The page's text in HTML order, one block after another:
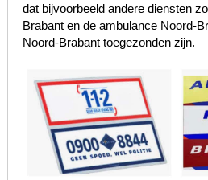
dat bijvoorbeeld andere diensten
Brabant en de ambulance Noord-
Noord-Brabant toegezonden zijn.